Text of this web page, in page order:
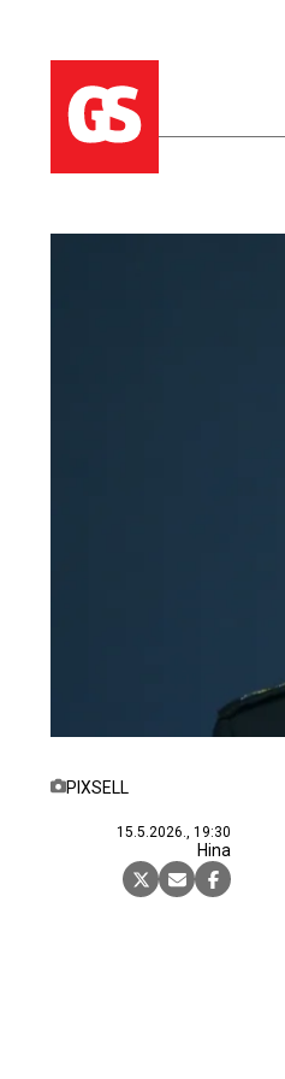
PIXSELL
15.5.2026., 19:30
Hina